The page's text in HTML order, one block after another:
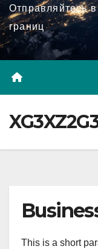
Отправляйтесь
границ
This is a short